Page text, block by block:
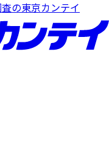
の東京カンテイ